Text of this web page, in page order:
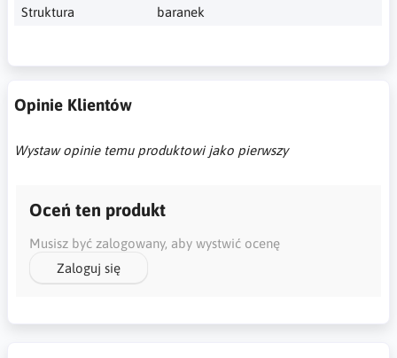
Struktura
baranek
Opinie Klientów
Wystaw opinie temu produktowi jako pierwszy
Oceń ten produkt
Musisz być zalogowany, aby wystwić ocenę
Zaloguj się